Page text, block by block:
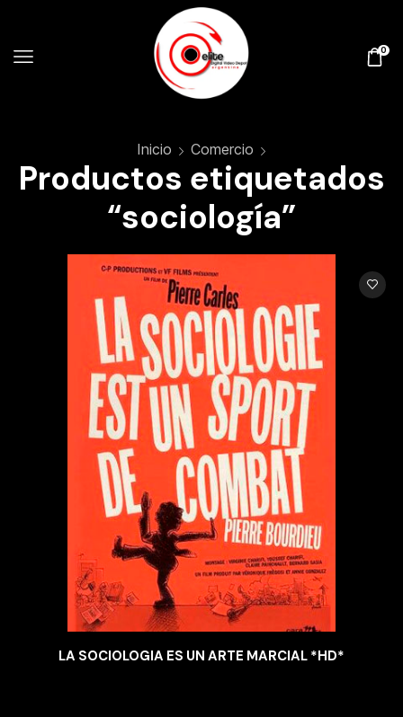
0
Inicio Comercio
Productos etiquetados
“sociología”
LA SOCIOLOGIA ES UN ARTE MARCIAL *HD*